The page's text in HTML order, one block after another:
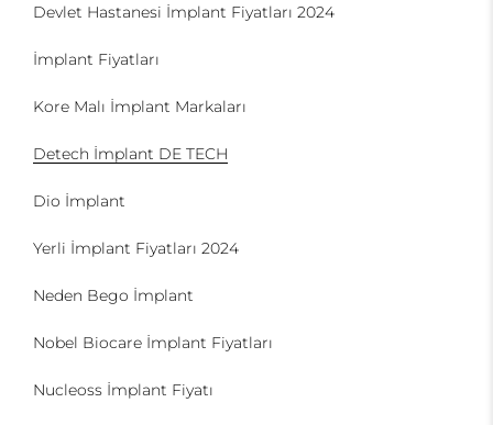
Devlet Hastanesi İmplant Fiyatları 2024
İmplant Fiyatları
Kore Malı İmplant Markaları
Detech İmplant DE TECH
Dio İmplant
Yerli İmplant Fiyatları 2024
Neden Bego İmplant
Nobel Biocare İmplant Fiyatları
Nucleoss İmplant Fiyatı